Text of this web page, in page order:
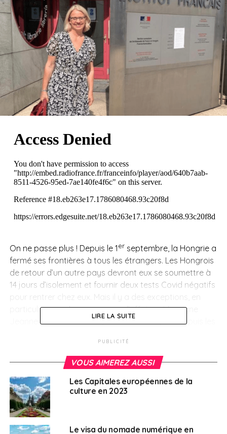
On ne passe plus ! Depuis le 1erseptembre, la Hongrie a
fermé ses frontières à tous les étrangers. Les Hongrois
de retour d’un autre pays devront eux se soumettre à
14 jours d’isolement et fournir deux tests Covid négatifs
particulier pour les voyageurs d’affaires, témoigne
Jeanne Dubard. La Française vit à Budapest depuis les
complètement, elle a besoin que l’économie continue et
fonctionne du mieux possible et que les gens puissent
La communauté internationale accuse le Premier
ministre Victor Orbán d’utiliser la pandémie comme un
alibi pour un peu plus isoler politiquement son pays.
LIRE LA SUITE
PUBLICITÉ
VOUS AIMEREZ AUSSI
Les Capitales européennes de la
culture en 2023
Le visa du nomade numérique en